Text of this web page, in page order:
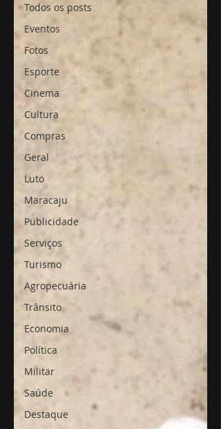
Todos os posts
Eventos
Fotos
Esporte
Cinema
Cultura
Compras
Geral
Luto
Maracaju
Publicidade
Serviços
Turismo
Agropecuária
Trânsito
Economia
Política
Militar
Saúde
Destaque